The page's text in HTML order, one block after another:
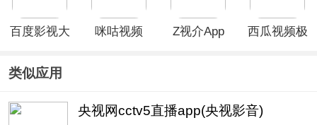
百度影视大
咪咕视频
Z视介App
西瓜视频极
类似应用
央视网cctv5直播app(央视影音)